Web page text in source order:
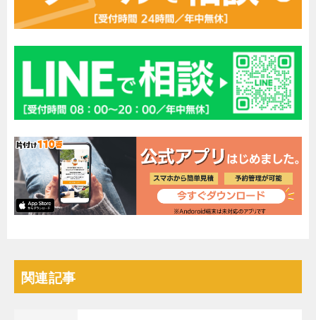
関連記事